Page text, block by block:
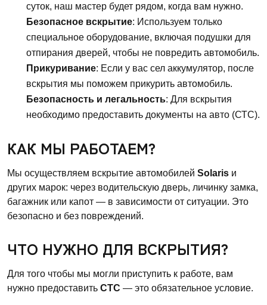
суток, наш мастер будет рядом, когда вам нужно.
Безопасное вскрытие: Используем только
специальное оборудование, включая подушки для
отпирания дверей, чтобы не повредить автомобиль.
Прикуривание: Если у вас сел аккумулятор, после
вскрытия мы поможем прикурить автомобиль.
Безопасность и легальность: Для вскрытия
необходимо предоставить документы на авто (СТС).
КАК МЫ РАБОТАЕМ?
Мы осуществляем вскрытие автомобилей Solaris и
других марок: через водительскую дверь, личинку замка,
багажник или капот — в зависимости от ситуации. Это
безопасно и без повреждений.
ЧТО НУЖНО ДЛЯ ВСКРЫТИЯ?
Для того чтобы мы могли приступить к работе, вам
нужно предоставить СТС — это обязательное условие.